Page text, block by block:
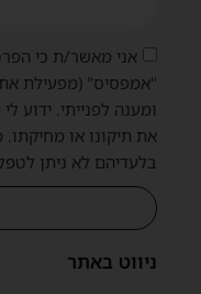
ניווט באתר
אני מאשר/ת כי
"אמפסיס" (מפעילת
ומענה לפנייתי. ידוע
את תיקונו או
בלעדיהם לא ניתן לטפל